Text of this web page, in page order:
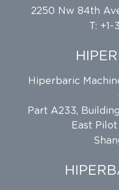
2250 Nw 84th
T:
Hiperbaric
Part A233,
East